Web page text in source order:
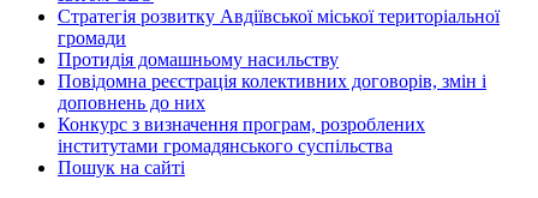
Стратегія розвитку Авдіївської міської територіальної
громади
Протидія домашньому насильству
Повідомна реєстрація колективних договорів, змін і
доповнень до них
Конкурс з визначення програм, розроблених
інститутами громадянського суспільства
Пошук на сайті